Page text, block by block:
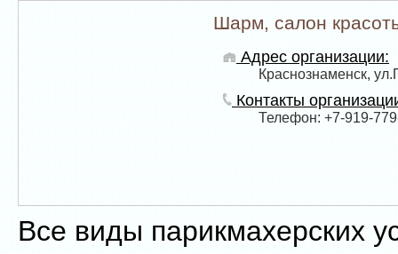
Шарм, салон
Адрес организации:
Краснознаменск,
Контакты
Телефон: +7-919-
Все виды парикмахерских